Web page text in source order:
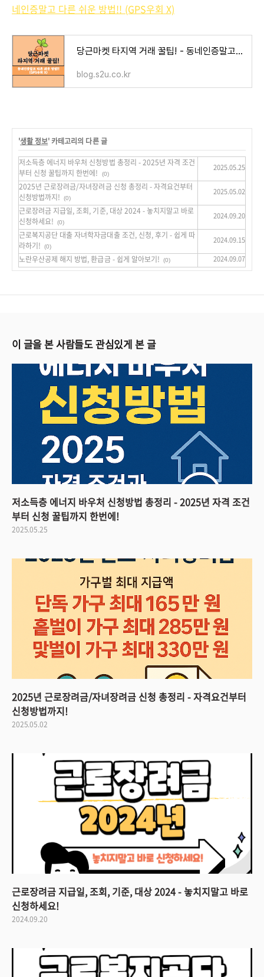
네인증말고 다른 쉬운 방법!! (GPS우회 X)
당근마켓 타지역 거래 꿀팁! - 동네인증말고 다른 쉬운 방법!! (GPS우회 X)
blog.s2u.co.kr
'생활 정보' 카테고리의 다른 글
저소득층 에너지 바우처 신청방법 총정리 - 2025년 자격 조건
부터 신청 꿀팁까지 한번에!
(0)
2025.05.25
2025년 근로장려금/자녀장려금 신청 총정리 - 자격요건부터
신청방법까지!
(0)
2025.05.02
근로장려금 지급일, 조회, 기준, 대상 2024 - 놓치지말고 바로
신청하세요!
(0)
2024.09.20
근로복지공단 대출 자녀학자금대출 조건, 신청, 후기 - 쉽게 따
라하기!
(0)
2024.09.15
노란우산공제 해지 방법, 환급금 - 쉽게 알아보기! (0) 2024.09.07
이 글을 본 사람들도 관심있게 본 글
저소득층 에너지 바우처 신청방법 총정리 - 2025년 자격 조건
부터 신청 꿀팁까지 한번에!
2025.05.25
2025년 근로장려금/자녀장려금 신청 총정리 - 자격요건부터
신청방법까지!
2025.05.02
근로장려금 지급일, 조회, 기준, 대상 2024 - 놓치지말고 바로
신청하세요!
2024.09.20